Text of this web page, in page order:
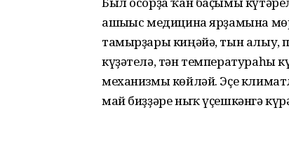
ашығыс медицина ярҙа­мына
тамырҙары киңәйә, тын
күҙәтелә, тән темпе­ратураһы
механизмы көй­ләй. Эҫе
май биҙҙәре ныҡ үҫешкәнгә